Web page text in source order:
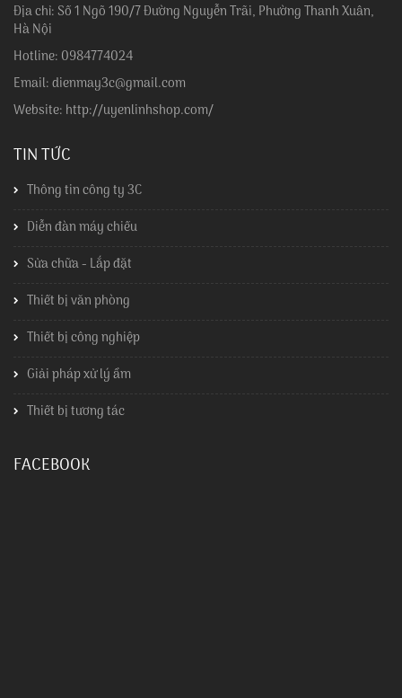
Địa chỉ: Số 1 Ngõ 190/7 Đường Nguyễn Trãi, Phường Thanh Xuân,
Hà Nội
Hotline: 0984774024
Email: dienmay3c@gmail.com
Website: http://uyenlinhshop.com/
TIN TỨC
Thông tin công ty 3C
Diễn đàn máy chiếu
Sửa chữa - Lắp đặt
Thiết bị văn phòng
Thiết bị công nghiệp
Giải pháp xử lý ẩm
Thiết bị tương tác
FACEBOOK